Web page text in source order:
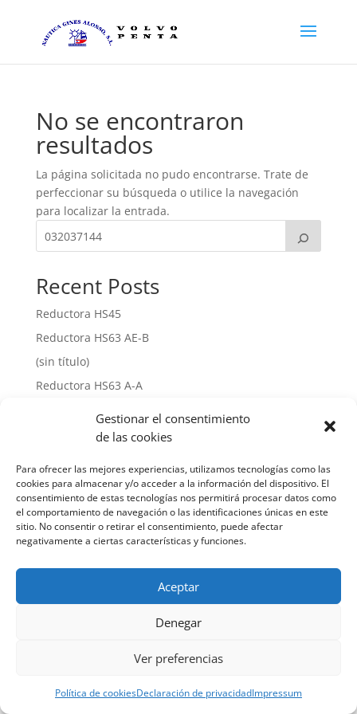
Gestionar el consentimiento
de las cookies
Para ofrecer las mejores experiencias, utilizamos tecnologías como las
cookies para almacenar y/o acceder a la información del dispositivo. El
consentimiento de estas tecnologías nos permitirá procesar datos como
el comportamiento de navegación o las identificaciones únicas en este
sitio. No consentir o retirar el consentimiento, puede afectar
negativamente a ciertas características y funciones.
Aceptar
Denegar
Ver preferencias
Política de cookiesDeclaración de privacidadImpressum
No se encontraron
resultados
La página solicitada no pudo encontrarse. Trate de
perfeccionar su búsqueda o utilice la navegación
para localizar la entrada.
Recent Posts
Reductora HS45
Reductora HS63 AE-B
(sin título)
Reductora HS63 A-A
A WordPress CommenterenHello world!
Política de privacidad-Aviso legal
cookies